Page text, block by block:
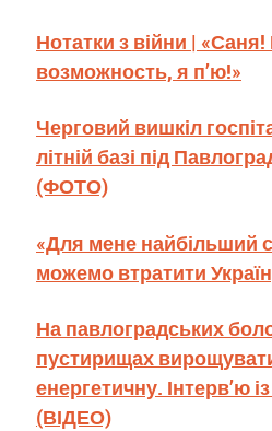
Нотатки з війни |
возможность, я п’ю!»
Черговий вишкіл
літній базі під
(ФОТО)
«Для мене найбільший
можемо втратити
На павлоградських
пустирищах
енергетичну. Інтерв’ю
(ВІДЕО)